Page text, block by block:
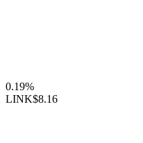
0.19%
LINK$8.16